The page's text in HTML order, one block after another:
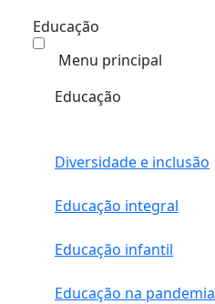
Educação
Menu principal
Educação
Diversidade e inclusão
Educação integral
Educação infantil
Educação na pandemia